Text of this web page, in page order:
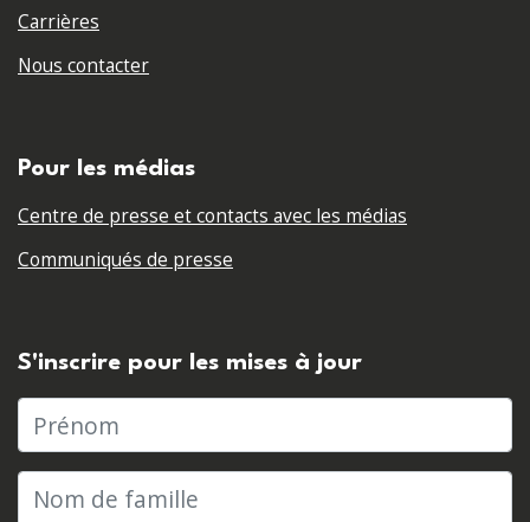
Carrières
Nous contacter
Pour les médias
Centre de presse et contacts avec les médias
Communiqués de presse
S'inscrire pour les mises à jour
Prénom
Nom de famille